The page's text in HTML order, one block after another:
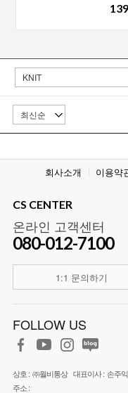
회사소개 이용약
CS CENTER
온라인 고객센터
080-012-7100
1:1 문의하기
FOLLOW US
상호 : ㈜월비통상 대표이사 : 손주익
주소 :